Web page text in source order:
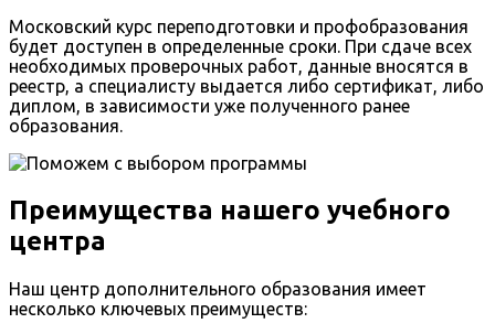
Московский курс переподготовки и профобразования
будет доступен в определенные сроки. При сдаче всех
необходимых проверочных работ, данные вносятся в
реестр, а специалисту выдается либо сертификат, либо
диплом, в зависимости уже полученного ранее
образования.
Преимущества нашего учебного
центра
Наш центр дополнительного образования имеет
несколько ключевых преимуществ: